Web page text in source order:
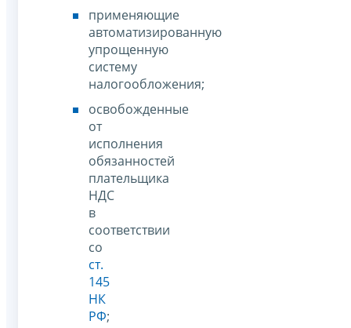
применяющие
автоматизированную
упрощенную
систему
налогообложения;
освобожденные
от
исполнения
обязанностей
плательщика
НДС
в
соответствии
со
ст.
145
НК
РФ;